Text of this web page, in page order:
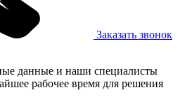
Заказать звонок
данные и наши специалисты
рабочее время для решения